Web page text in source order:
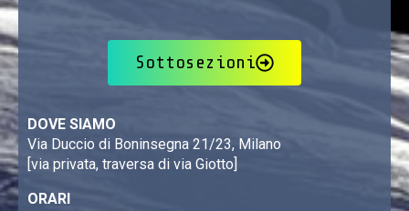
Sottosezioni
DOVE SIAMO
Via Duccio di Boninsegna 21/23, Milano
[via privata, traversa di via Giotto]
ORARI